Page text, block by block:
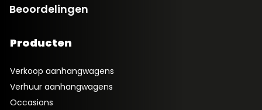
Beoordelingen
Producten
Verkoop aanhangwagens
Verhuur aanhangwagens
Occasions